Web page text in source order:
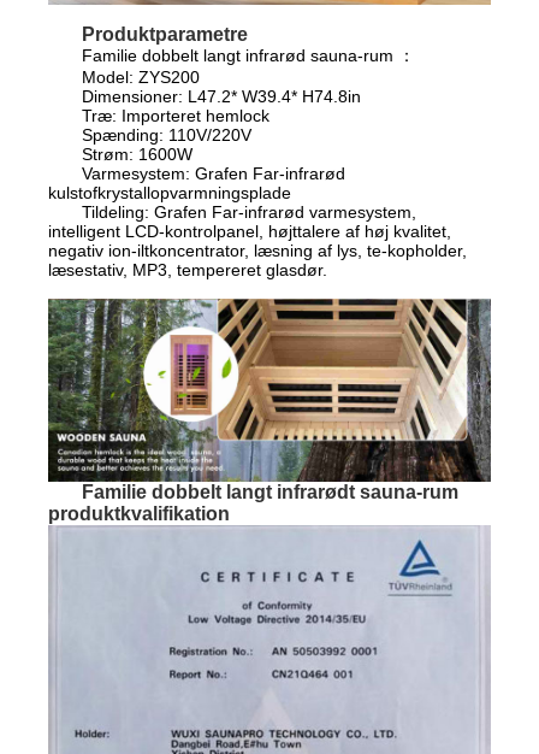
Produktparametre
Familie dobbelt langt infrarød sauna-rum ：
Model: ZYS200
Dimensioner: L47.2* W39.4* H74.8in
Træ: Importeret hemlock
Spænding: 110V/220V
Strøm: 1600W
Varmesystem: Grafen Far-infrarød
kulstofkrystallopvarmningsplade
Tildeling: Grafen Far-infrarød varmesystem,
intelligent LCD-kontrolpanel, højttalere af høj kvalitet,
negativ ion-iltkoncentrator, læsning af lys, te-kopholder,
læsestativ, MP3, tempereret glasdør.
Familie dobbelt langt infrarødt sauna-rum
produktkvalifikation